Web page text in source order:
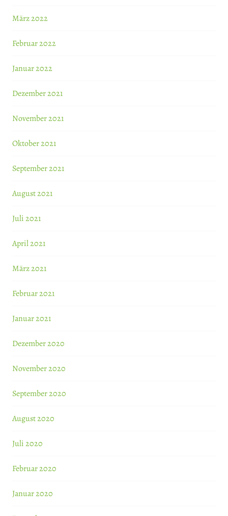
März 2022
Februar 2022
Januar 2022
Dezember 2021
November 2021
Oktober 2021
September 2021
August 2021
Juli 2021
April 2021
März 2021
Februar 2021
Januar 2021
Dezember 2020
November 2020
September 2020
August 2020
Juli 2020
Februar 2020
Januar 2020